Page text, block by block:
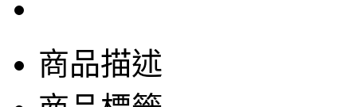
商品描述